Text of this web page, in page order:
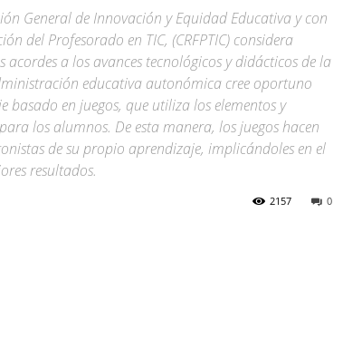
General de Innovación y Equidad Educativa y con
del Profesorado en TIC, (CRFPTIC) considera
a los avances tecnológicos y didácticos de la
educativa autonómica cree oportuno
basado en juegos, que utiliza los elementos y
los alumnos. De esta manera, los juegos hacen
de su propio aprendizaje, implicándoles en el
resultados.
0
2157